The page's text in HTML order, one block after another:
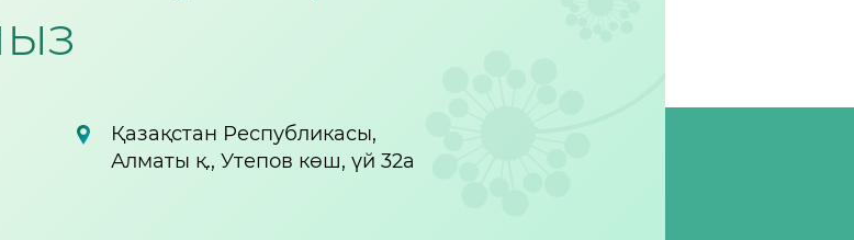
Қазақстан Республикасы,
Алматы қ., Утепов көш, үй 32а